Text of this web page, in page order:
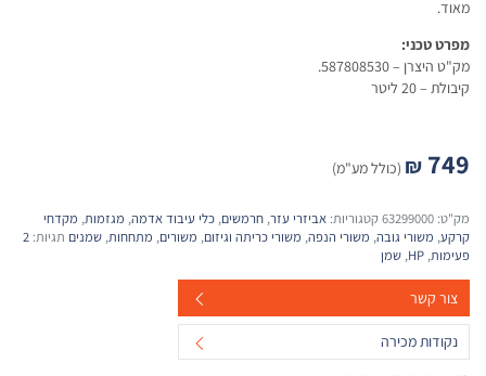
מאוד.
מפרט טכני:
מק"ט היצרן – 587808530.
קיבולת – 20 ליטר
₪ 749 (כולל מע"מ)
מק"ט: 63299000קטגוריות: אביזרי עזר, חרמשים, כלי עיבוד אדמה, מגזמות, מקדחי
קרקע, משורי גובה, משורי הנפה, משורי כריתה וגיזום, משורים, מתחחות, שמנים תגיות: 2
פעימות,
HP
, שמן
צור קשר
נקודות מכירה